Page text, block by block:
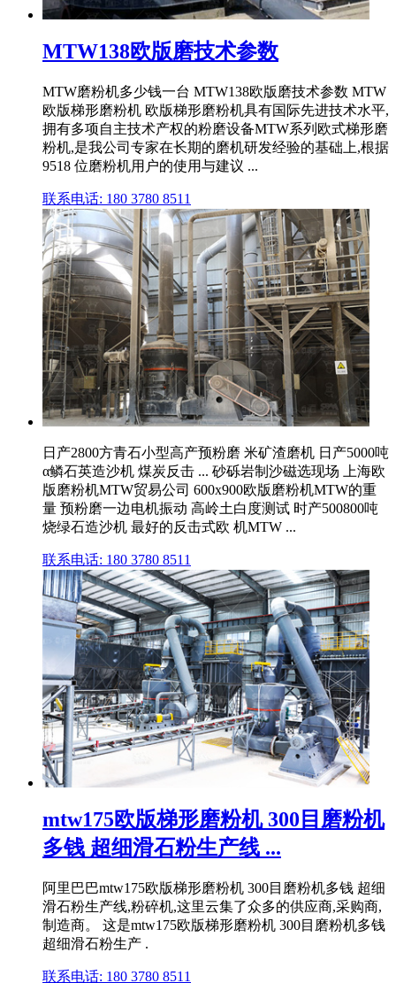
MTW138欧版磨技术参数
MTW磨粉机多少钱一台 MTW138欧版磨技术参数 MTW
欧版梯形磨粉机 欧版梯形磨粉机具有国际先进技术水平,
拥有多项自主技术产权的粉磨设备MTW系列欧式梯形磨
粉机,是我公司专家在长期的磨机研发经验的基础上,根据
9518 位磨粉机用户的使用与建议 ...
联系电话: 180 3780 8511
日产2800方青石小型高产预粉磨 米矿渣磨机 日产5000吨
α鳞石英造沙机 煤炭反击 ... 砂砾岩制沙磁选现场 上海欧
版磨粉机MTW贸易公司 600x900欧版磨粉机MTW的重
量 预粉磨一边电机振动 高岭土白度测试 时产500800吨
烧绿石造沙机 最好的反击式欧 机MTW ...
联系电话: 180 3780 8511
mtw175欧版梯形磨粉机 300目磨粉机
多钱 超细滑石粉生产线 ...
阿里巴巴mtw175欧版梯形磨粉机 300目磨粉机多钱 超细
滑石粉生产线,粉碎机,这里云集了众多的供应商,采购商,
制造商。 这是mtw175欧版梯形磨粉机 300目磨粉机多钱
超细滑石粉生产 .
联系电话: 180 3780 8511